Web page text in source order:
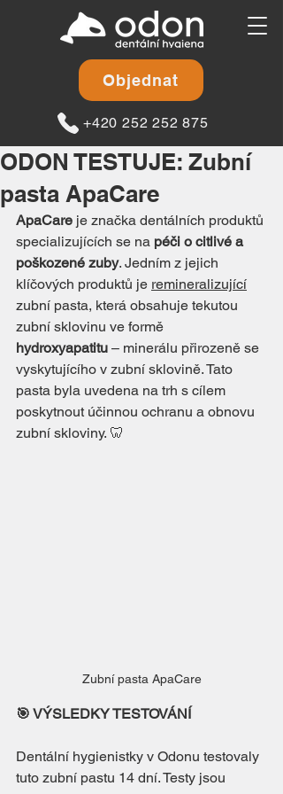
Objednat
+420 252 252 875
ODON TESTUJE: Zubní
pasta ApaCare
ApaCare je značka dentálních produktů
specializujících se na péči o citlivé a
poškozené zuby. Jedním z jejich
klíčových produktů je remineralizující
zubní pasta, která obsahuje tekutou
zubní sklovinu ve formě
hydroxyapatitu – minerálu přirozeně se
vyskytujícího v zubní sklovině. Tato
pasta byla uvedena na trh s cílem
poskytnout účinnou ochranu a obnovu
zubní skloviny. 🦷
Zubní pasta ApaCare
🎯 VÝSLEDKY TESTOVÁNÍ
Dentální hygienistky v Odonu testovaly
tuto zubní pastu 14 dní. Testy jsou